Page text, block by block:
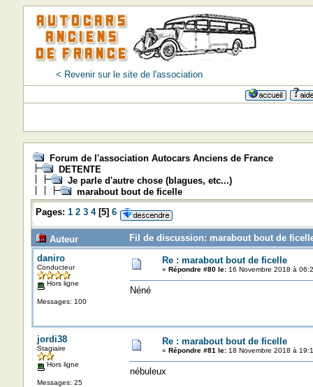
< Revenir sur le site de l'association
Forum de l'association Autocars Anciens de France
DETENTE
Je parle d'autre chose (blagues, etc...)
marabout bout de ficelle
Pages: 1 2 3 4[5] 6
Auteur
Fil de discussion: marabout bout de
daniro
Conducteur
Hors ligne
Messages: 100
Re : marabout bout de ficelle
« Répondre #80 le:16 Novembre 2018 à
Néné
jordi38
Stagiaire
Hors ligne
Messages: 25
Re : marabout bout de ficelle
« Répondre #81 le:18 Novembre 2018 à
nébuleux